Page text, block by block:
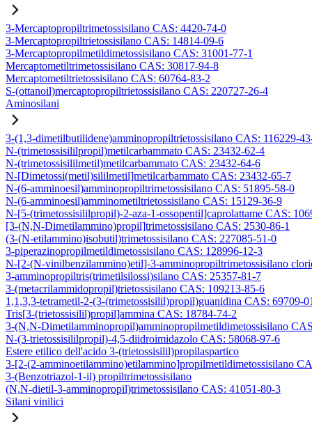
3-Mercaptopropiltrimetossisilano CAS: 4420-74-0
3-Mercaptopropiltrietossisilano CAS: 14814-09-6
3-Mercaptopropilmetildimetossisilano CAS: 31001-77-1
Mercaptometiltrimetossisilano CAS: 30817-94-8
Mercaptometiltrietossisilano CAS: 60764-83-2
S-(ottanoil)mercaptopropiltrietossisilano CAS: 220727-26-4
Aminosilani
3-(1,3-dimetilbutilidene)amminopropiltrietossisilano CAS: 116229-
N-(trimetossisililpropil)metilcarbammato CAS: 23432-62-4
N-(trimetossisililmetil)metilcarbammato CAS: 23432-64-6
N-[Dimetossi(metil)sililmetil]metilcarbammato CAS: 23432-65-7
N-(6-amminoesil)amminopropiltrimetossisilano CAS: 51895-58-0
N-(6-amminoesil)amminometiltrietossisilano CAS: 15129-36-9
N-[5-(trimetossisililpropil)-2-aza-1-ossopentil]caprolattame CAS:
[3-(N,N-Dimetilammino)propil]trimetossisilano CAS: 2530-86-1
(3-(N-etilammino)isobutil)trimetossisilano CAS: 227085-51-0
3-piperazinopropilmetildimetossisilano CAS: 128996-12-3
N-[2-(N-vinilbenzilammino)etil]-3-amminopropiltrimetossisilano
3-amminopropiltris(trimetilsilossi)silano CAS: 25357-81-7
3-(metacrilammidopropil)trietossisilano CAS: 109213-85-6
1,1,3,3-tetrametil-2-(3-(trimetossisilil)propil)guanidina CAS: 69709-
Tris[3-(trietossisilil)propil]ammina CAS: 18784-74-2
3-(N,N-Dimetilamminopropil)amminopropilmetildimetossisilano
N-(3-trietossisililpropil)-4,5-diidroimidazolo CAS: 58068-97-6
Estere etilico dell'acido 3-(trietossisilil)propilaspartico
3-[2-(2-amminoetilammino)etilammino]propilmetildimetossisilano
3-(Benzotriazol-1-il) propiltrimetossisilano
(N,N-dietil-3-amminopropil)trimetossisilano CAS: 41051-80-3
Silani vinilici